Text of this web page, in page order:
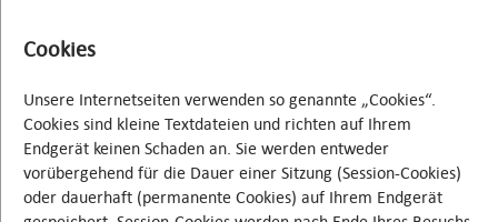
Cookies
Unsere Internetseiten verwenden so genannte „Cookies“.
Cookies sind kleine Textdateien und richten auf Ihrem
Endgerät keinen Schaden an. Sie werden entweder
vorübergehend für die Dauer einer Sitzung (Session-Cookies)
oder dauerhaft (permanente Cookies) auf Ihrem Endgerät